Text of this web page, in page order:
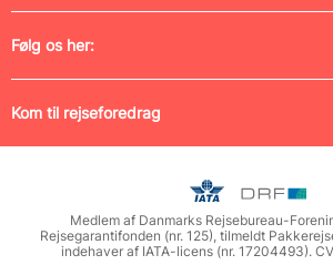
Følg os her:
Kom til rejseforedrag
Medlem af Danmarks Rejsebureau-
Rejsegarantifonden (nr. 125), tilmeldt
indehaver af IATA-licens (nr. 17204493).